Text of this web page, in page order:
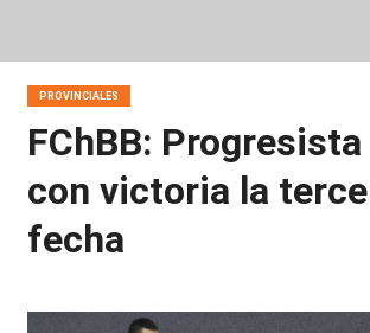
PROVINCIALES
FChBB:
con victoria la
fecha